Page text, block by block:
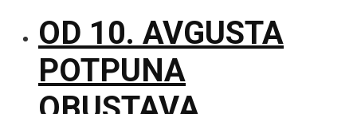
OD 10. AVGUSTA
POTPUNA